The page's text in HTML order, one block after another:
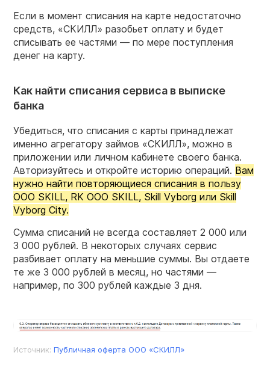
Если в момент списания на карте недостаточно
средств, «СКИЛЛ» разобьет оплату и будет
списывать ее частями — по мере поступления
денег на карту.
Как найти списания сервиса в выписке
банка
Убедиться, что списания с карты принадлежат
именно агрегатору займов «СКИЛЛ», можно в
приложении или личном кабинете своего банка.
Авторизуйтесь и откройте историю операций. Вам
нужно найти повторяющиеся списания в пользу
OOO SKILL, RK OOO SKILL, Skill Vyborg или Skill
Vyborg City.
Сумма списаний не всегда составляет 2 000 или
3 000 рублей. В некоторых случаях сервис
разбивает оплату на меньшие суммы. Вы отдаете
те же 3 000 рублей в месяц, но частями —
например, по 300 рублей каждые 3 дня.
Источник: Публичная оферта ООО «СКИЛЛ»